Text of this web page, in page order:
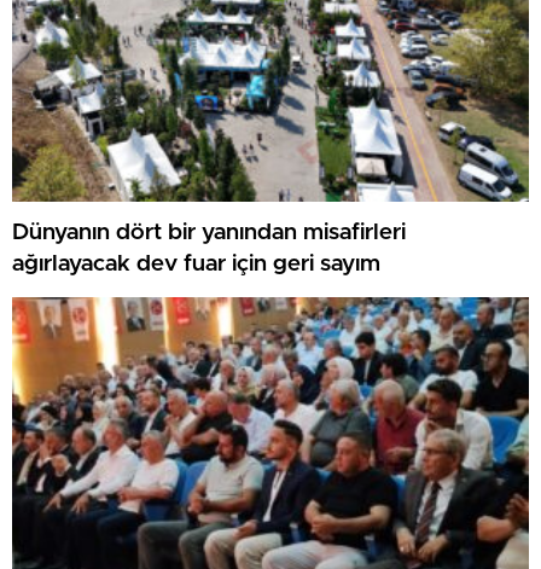
Dünyanın dört bir yanından misafirleri
ağırlayacak dev fuar için geri sayım